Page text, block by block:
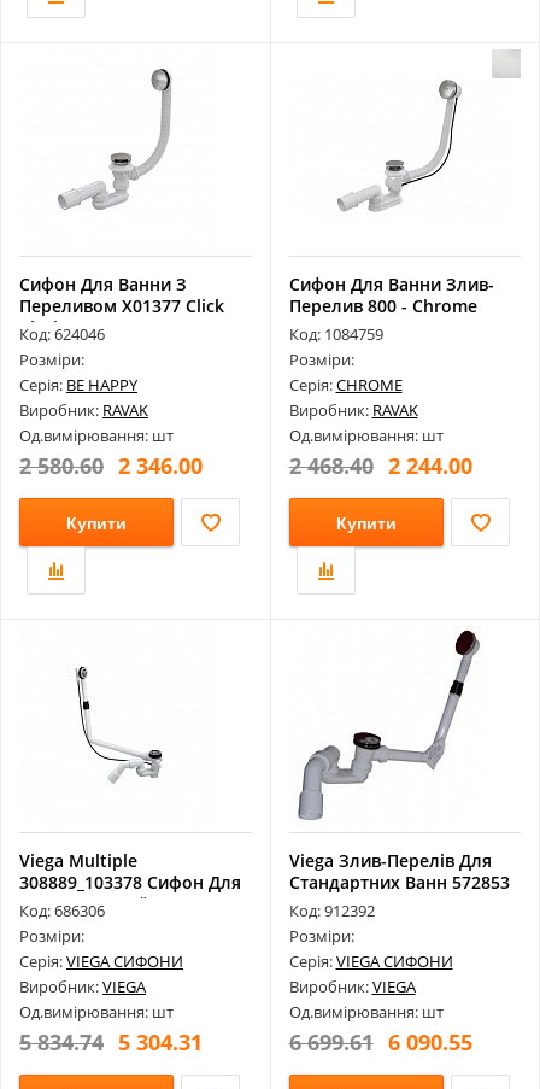
Сифон Для Ванни З
Переливом X01377 Click
Clack
Код: 624046
Розміри:
Серія: BE HAPPY
Виробник: RAVAK
Од.вимірювання: шт
2 580.60 2 346.00
Купити
Сифон Для Ванни Злив-
Перелив 800 - Chrome
X01318
Код: 1084759
Розміри:
Серія:CHROME
Виробник: RAVAK
Од.вимірювання: шт
2 468.40 2 244.00
Купити
Viega Multiple
308889_103378 Сифон Для
Нестандартної...
Код: 686306
Розміри:
Серія:VIEGA СИФОНИ
Виробник:VIEGA
Од.вимірювання: шт
5 834.74 5 304.31
Viega Злив-Перелів Для
Стандартних Ванн 572853
Код: 912392
Розміри:
Серія:VIEGA СИФОНИ
Виробник:VIEGA
Од.вимірювання: шт
6 699.61 6 090.55